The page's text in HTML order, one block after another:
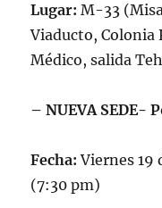
Lugar: M-33
Viaducto, Colonia
Médico, salida
– NUEVA SEDE-
Fecha: Viernes 19
(7:30 pm)